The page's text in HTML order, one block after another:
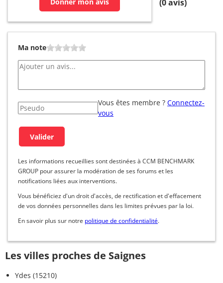
(0avis)
Ma note
Vous êtes membre ? Connectez-
vous
Les informations recueillies sont destinées à CCM BENCHMARK
GROUP pour assurer la modération de ses forums et les
notifications liées aux interventions.
Vous bénéficiez d'un droit d'accès, de rectification et d'effacement
de vos données personnelles dans les limites prévues par la loi.
En savoir plus sur notre politique de confidentialité.
Les villes proches de Saignes
Ydes (15210)